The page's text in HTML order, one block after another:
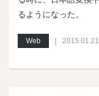
るようになった。
Web 2015.01.21